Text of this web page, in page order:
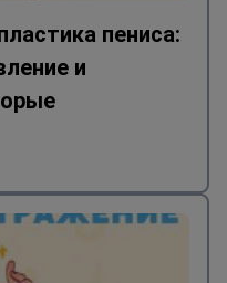
пениса:
и